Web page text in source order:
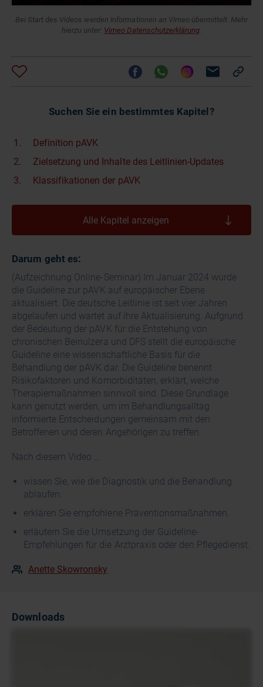
Bei Start des Videos werden Informationen an Vimeo übermittelt. Mehr
hierzu unter: Vimeo Datenschutzerklärung.
Suchen Sie ein bestimmtes Kapitel?
Definition pAVK
Zielsetzung und Inhalte des Leitlinien-Updates
Klassifikationen der pAVK
Alle Kapitel anzeigen
Darum geht es:
(Aufzeichnung Online-Seminar) Im Januar 2024 wurde
die Guideline zur pAVK auf europäischer Ebene
aktualisiert. Die deutsche Leitlinie ist seit vier Jahren
abgelaufen und wartet auf ihre Aktualisierung. Aufgrund
der Bedeutung der pAVK für die Entstehung von
chronischen Beinulzera und DFS stellt die europäische
Guideline eine wissenschaftliche Basis für die
Behandlung der pAVK dar. Die Guideline benennt
Risikofaktoren und Komorbiditäten, erklärt, welche
Therapiemaßnahmen sinnvoll sind. Diese Grundlage
kann genutzt werden, um im Behandlungsalltag
informierte Entscheidungen gemeinsam mit den
Betroffenen und deren Angehörigen zu treffen.
Nach diesem Video …
wissen Sie, wie die Diagnostik und die Behandlung
ablaufen.
erklären Sie empfohlene Präventionsmaßnahmen.
erläutern Sie die Umsetzung der Guideline-
Empfehlungen für die Arztpraxis oder den Pflegedienst.
Anette Skowronsky
Downloads